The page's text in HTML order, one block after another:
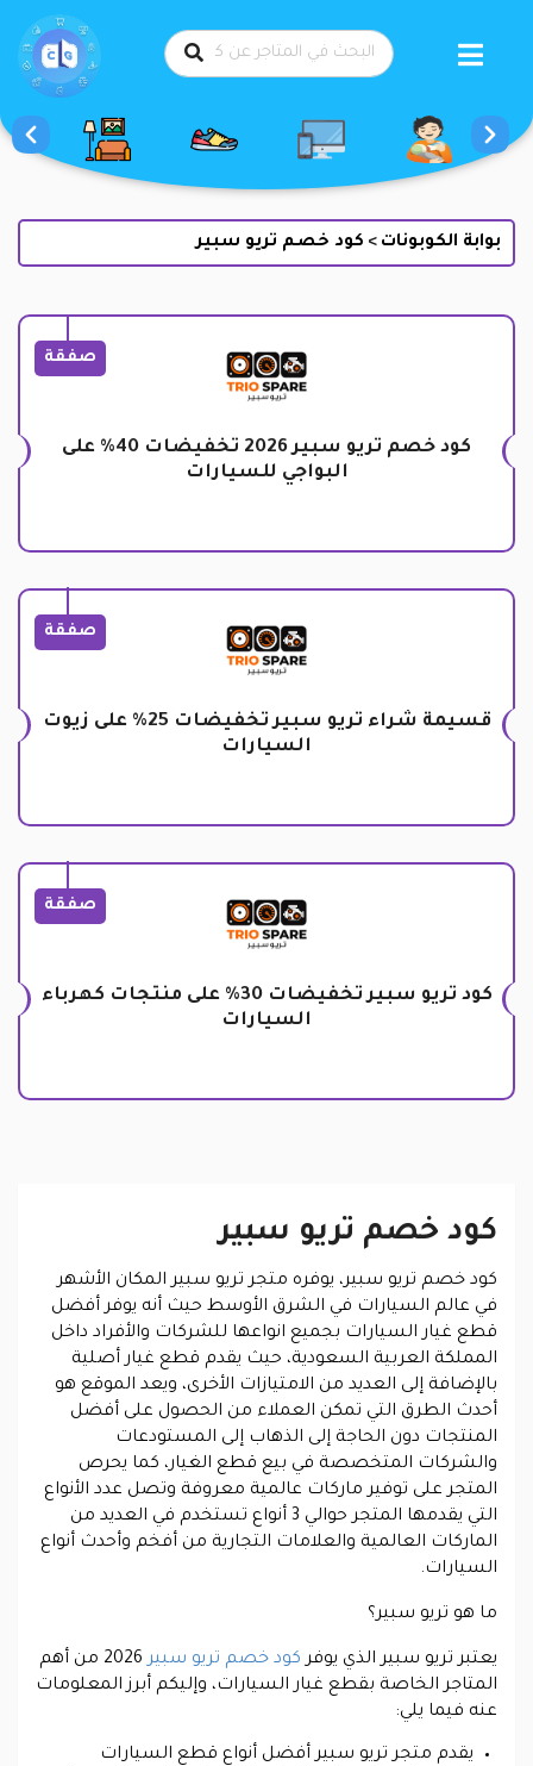
بوابة الكوبونات > كود خصم تريو سبير
صفقة
كود خصم تريو سبير 2026 تخفيضات 40% على
البواجي للسيارات
صفقة
قسيمة شراء تريو سبير تخفيضات 25% على زيوت
السيارات
صفقة
كود تريو سبير تخفيضات 30% على منتجات كهرباء
السيارات
كود خصم تريو سبير
كود خصم تريو سبير، يوفره متجر تريو سبير المكان الأشهر
في عالم السيارات في الشرق الأوسط حيث أنه يوفر أفضل
قطع غيار السيارات بجميع انواعها للشركات والأفراد داخل
المملكة العربية السعودية، حيث يقدم قطع غيار أصلية
بالإضافة إلى العديد من الامتيازات الأخرى، ويعد الموقع هو
أحدث الطرق التي تمكن العملاء من الحصول على أفضل
المنتجات دون الحاجة إلى الذهاب إلى المستودعات
والشركات المتخصصة في بيع قطع الغيار، كما يحرص
المتجر على توفير ماركات عالمية معروفة وتصل عدد الأنواع
التي يقدمها المتجر حوالي 3 أنواع تستخدم في العديد من
الماركات العالمية والعلامات التجارية من أفخم وأحدث أنواع
السيارات.
ما هو تريو سبير؟
يعتبر تريو سبير الذي يوفر كود خصم تريو سبير
2026 من أهم
المتاجر الخاصة بقطع غيار السيارات، وإليكم أبرز المعلومات
عنه فيما يلي:
يقدم متجر تريو سبير أفضل أنواع قطع السيارات